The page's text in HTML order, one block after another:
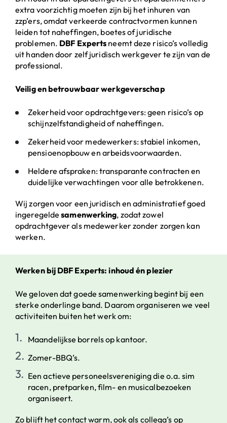
extra voorzichtig moeten zijn bij het inhuren van
zzp’ers, omdat verkeerde contractvormen kunnen
leiden tot naheffingen, boetes of juridische
problemen. DBF Experts neemt deze risico’s volledig
uit handen door zelf juridisch werkgever te zijn van de
professional.
Veilig en betrouwbaar werkgeverschap
Zekerheid voor opdrachtgevers: geen risico’s op
schijnzelfstandigheid of naheffingen.
Zekerheid voor medewerkers: stabiel inkomen,
pensioenopbouw en arbeidsvoorwaarden.
Heldere afspraken: transparante contracten en
duidelijke verwachtingen voor alle betrokkenen.
Wij zorgen voor een juridisch en administratief goed
ingeregeldesamenwerking, zodat zowel
opdrachtgever als medewerker zonder zorgen kan
werken.
Werken bij DBF Experts: inhoud én plezier
We geloven dat goede samenwerking begint bij een
sterke onderlinge band. Daarom organiseren we veel
activiteiten buiten het werk om:
Maandelijkse borrels op kantoor.
Zomer-BBQ’s.
Een actieve personeelsvereniging die o.a. sim
racen, pretparken, film- en musicalbezoeken
organiseert.
Zo blijft het contact warm, ook als collega’s op